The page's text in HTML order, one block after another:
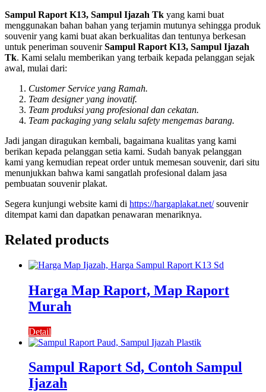
Sampul Raport K13, Sampul Ijazah Tk yang kami buat
menggunakan bahan bahan yang terjamin mutunya sehingga produk
souvenir yang kami buat akan berkualitas dan tentunya berkesan
untuk peneriman souvenirSampul Raport K13, Sampul Ijazah
Tk. Kami selalu memberikan yang terbaik kepada pelanggan sejak
awal, mulai dari:
Customer Service yang Ramah.
Team designer yang inovatif.
Team produksi yang profesional dan cekatan.
Team packaging yang selalu safety mengemas barang.
Jadi jangan diragukan kembali, bagaimana kualitas yang kami
berikan kepada pelanggan setia kami. Sudah banyak pelanggan
kami yang kemudian repeat order untuk memesan souvenir, dari situ
menunjukkan bahwa kami sangatlah profesional dalam jasa
pembuatan souvenir plakat.
Segera kunjungi website kami di https://hargaplakat.net/souvenir
ditempat kami dan dapatkan penawaran menariknya.
Related products
Harga Map Raport, Map Raport
Murah
Detail
Sampul Raport Sd, Contoh Sampul
Ijazah